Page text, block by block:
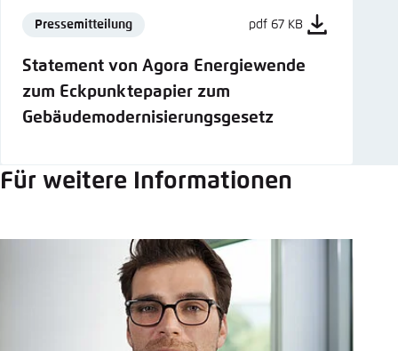
Pressemitteilung pdf 67 KB
Statement von Agora Energiewende
zum Eckpunktepapier zum
Gebäudemodernisierungsgesetz
Für weitere Informationen